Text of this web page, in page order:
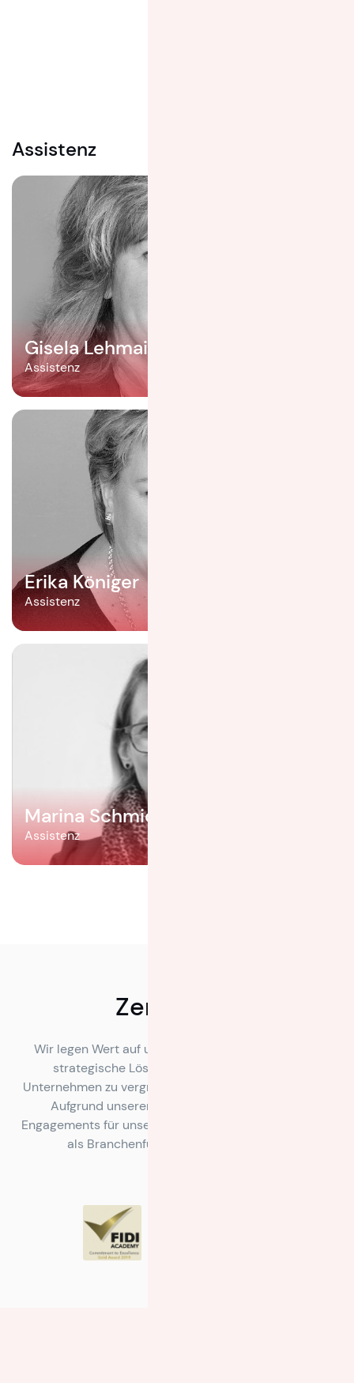
Assistenz
Gisela Lehmair
Assistenz
Erika Königer
Assistenz
Marina Schmid
Assistenz
Zertifikate
Wir legen Wert auf unsere Kunden und entwickeln
strategische Lösungen, die Ihnen helfen, Ihr
Unternehmen zu vergrößern und Gewinne zu erzielen.
Aufgrund unserer Leidenschaft und unseres
Engagements für unsere Arbeit sind wir immer wieder
als Branchenführer anerkannt worden.